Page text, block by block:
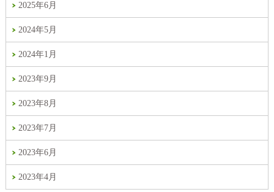
2025年6月
2024年5月
2024年1月
2023年9月
2023年8月
2023年7月
2023年6月
2023年4月